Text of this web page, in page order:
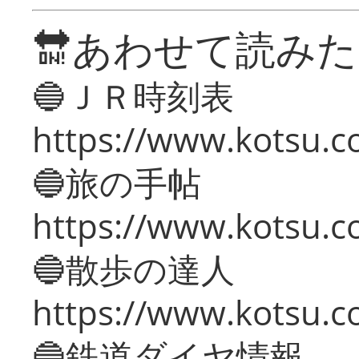
🔛あわせて読み
🔵ＪＲ時刻表
https://
🔵旅の手帖
https://
🔵散歩の達人
https://